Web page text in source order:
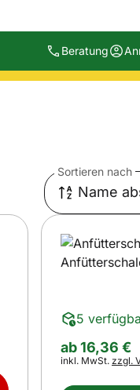
Beratung
Sortieren nach
Name
5
ab:
ab16,36 €
Steuerhinweis:
inkl. MwSt. zzgl.